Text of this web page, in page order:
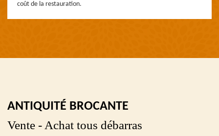
coût de la restauration.
ANTIQUITÉ BROCANTE
Vente - Achat tous débarras